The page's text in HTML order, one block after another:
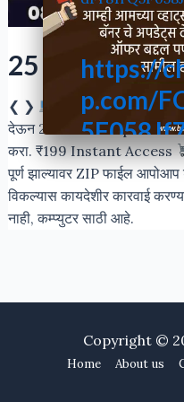
https://
p.com/
25 Election
❮ ❯
Photoshop PSD
देऊन 25 Photoshop PSD
करा. ₹199 Instant Access
पूर्ण झाल्यावर ZIP फाईल आपोआप
विकल्यास कायदेशीर कारवाई
नाही, कम्प्युटर साठी आहे.
Copyright ©
Home About us